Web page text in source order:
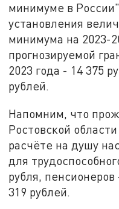
минимуме в
установления
минимума на 2023-
прогнозируемой
2023 года - 14 375
рублей.
Напомним, что
Ростовской
расчёте на душу
для
рубля, пенсионеров
319 рублей.